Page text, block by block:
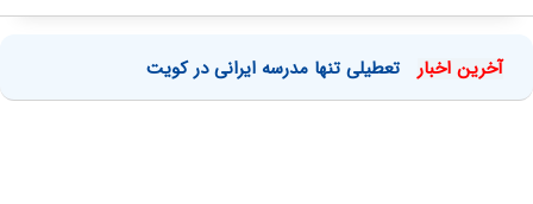
آخرین اخبار تعطیلی تنها مدرسه ایرانی در کویت